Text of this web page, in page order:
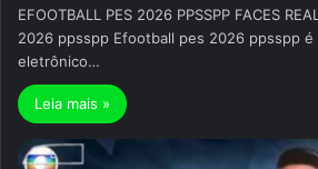
EFOOTBALL PES 2026 PPSSPP FACES
2026 ppsspp Efootball pes 2026 ppsspp
eletrônico…
Leia mais »